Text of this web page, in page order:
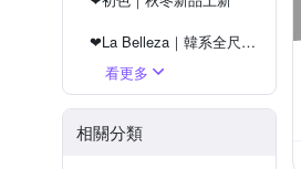
❤La Belleza｜韓系全尺碼服飾
❤設計所在｜ 專注內搭
❤Amore｜熱銷下著,寬褲
看更多
相關分類
初色｜仲夏新品限時下單一件8折 二件75折(四)